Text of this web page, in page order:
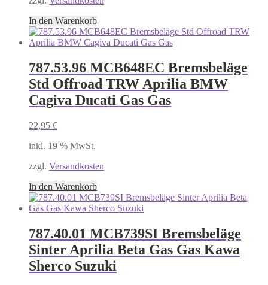
In den Warenkorb
787.53.96 MCB648EC Bremsbeläge
Std Offroad TRW Aprilia BMW
Cagiva Ducati Gas Gas
22,95 €
inkl. 19 % MwSt.
zzgl. Versandkosten
In den Warenkorb
787.40.01 MCB739SI Bremsbeläge
Sinter Aprilia Beta Gas Gas Kawa
Sherco Suzuki